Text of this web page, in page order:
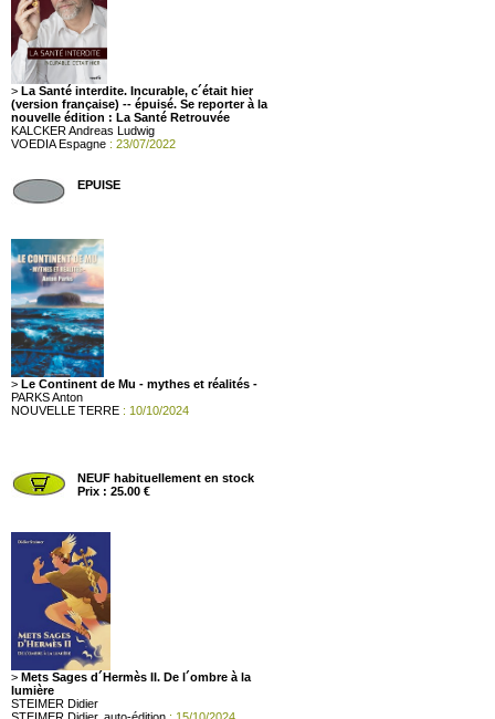
> La Santé interdite. Incurable, c´était hier
(version française) -- épuisé. Se reporter à la
nouvelle édition : La Santé Retrouvée
KALCKER Andreas Ludwig
VOEDIA Espagne : 23/07/2022
EPUISE
> Le Continent de Mu - mythes et réalités -
PARKS Anton
NOUVELLE TERRE : 10/10/2024
NEUF habituellement en stock
Prix : 25.00 €
> Mets Sages d´Hermès II. De l´ombre à la
lumière
STEIMER Didier